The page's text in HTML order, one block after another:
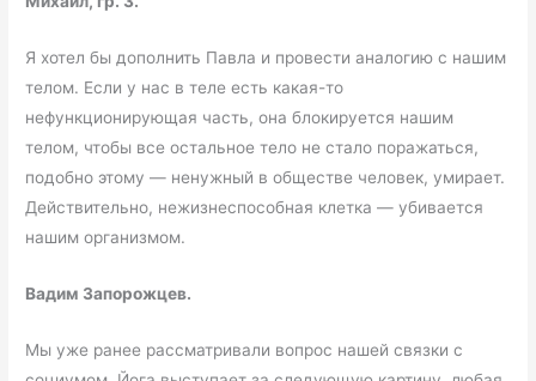
Я хотел бы дополнить Павла и провести аналогию с нашим
телом. Если у нас в теле есть какая-то
нефункционирующая часть, она блокируется нашим
телом, чтобы все остальное тело не стало поражаться,
подобно этому — ненужный в обществе человек, умирает.
Действительно, нежизнеспособная клетка — убивается
нашим организмом.
Вадим Запорожцев.
Мы уже ранее рассматривали вопрос нашей связки с